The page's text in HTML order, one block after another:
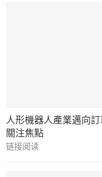
人形機器人產業邁向
關注焦點
链接阅读